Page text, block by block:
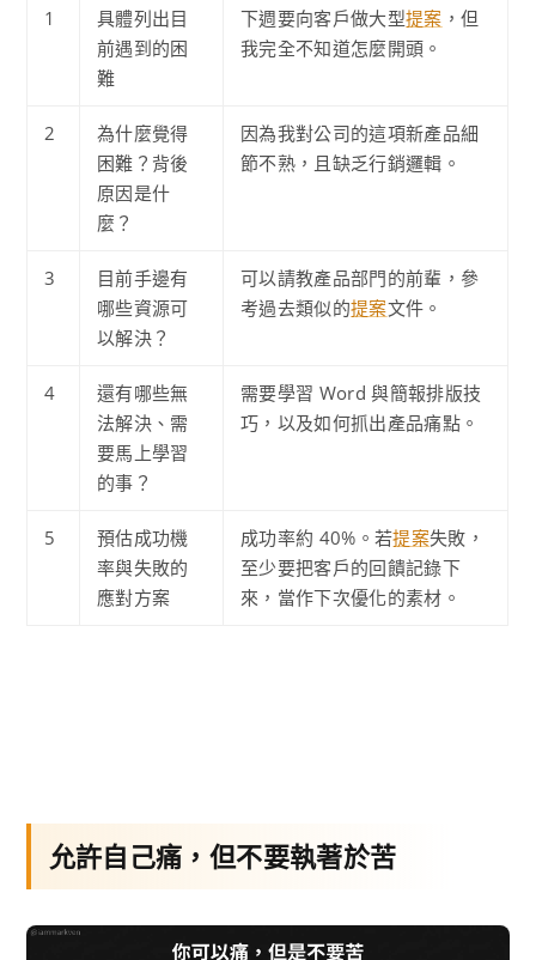
1
具體列出目
前遇到的困
難
下週要向客戶做大型提案 ，但
我完全不知道怎麼開頭。
2
為什麼覺得
困難？背後
原因是什
麼？
因為我對公司的這項新產品細
節不熟，且缺乏行銷邏輯。
3
目前手邊有
哪些資源可
以解決？
可以請教產品部門的前輩，參
考過去類似的提案文件。
4
還有哪些無
法解決、需
要馬上學習
的事？
需要學習 Word 與簡報排版技
巧，以及如何抓出產品痛點。
5
預估成功機
率與失敗的
應對方案
成功率約 40%。若提案失敗，
至少要把客戶的回饋記錄下
來，當作下次優化的素材。
允許自己痛，但不要執著於苦